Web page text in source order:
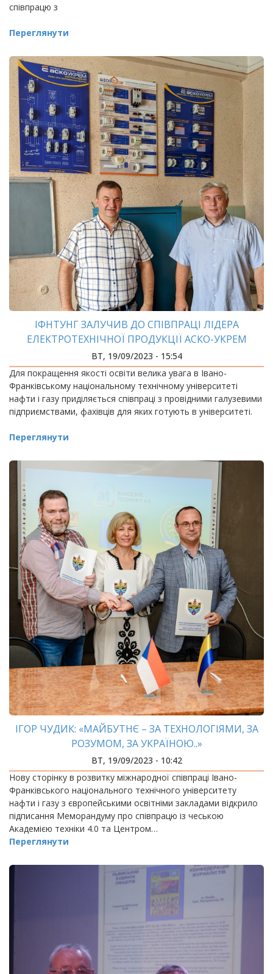
співпрацю з
Переглянути
ІФНТУНГ ЗАЛУЧИВ ДО СПІВПРАЦІ ЛІДЕРА
ЕЛЕКТРОТЕХНІЧНОЇ ПРОДУКЦІЇ АСКО-УКРЕМ
ВТ, 19/09/2023 - 15:54
Для покращення якості освіти велика увага в Івано-
Франківському національному технічному університеті
нафти і газу приділяється співпраці з провідними галузевими
підприємствами, фахівців для яких готують в університеті.
Переглянути
ІГОР ЧУДИК: «МАЙБУТНЄ – ЗА ТЕХНОЛОГІЯМИ, ЗА
РОЗУМОМ, ЗА УКРАЇНОЮ..»
ВТ, 19/09/2023 - 10:42
Нову сторінку в розвитку міжнародної співпраці Івано-
Франківського національного технічного університету
нафти і газу з європейськими освітніми закладами відкрило
підписання Меморандуму про співпрацю із чеською
Академією техніки 4.0 та Центром…
Переглянути